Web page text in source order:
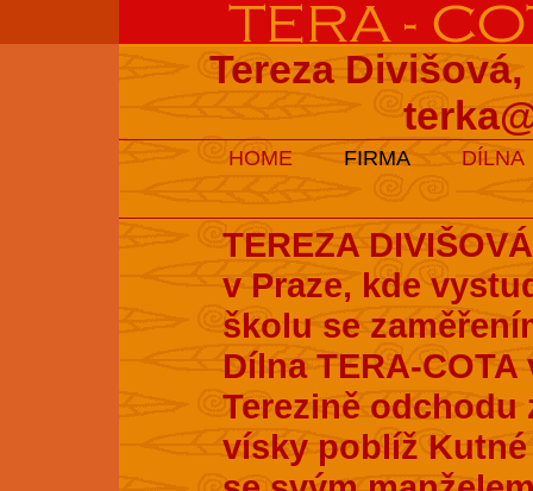
Tereza
HOME FIRMA DÍLNA
TEREZA
v Praze, kde
školu se
Dílna TERA-
Terezině odchodu
vísky poblíž Kutné